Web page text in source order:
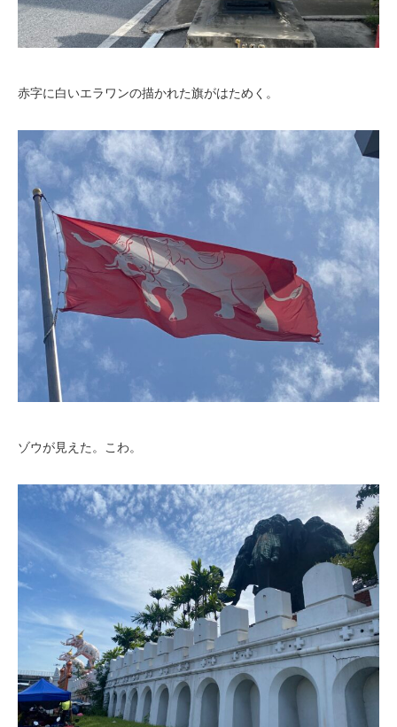
赤字に白いエラワンの描かれた旗がはためく。
ゾウが見えた。こわ。